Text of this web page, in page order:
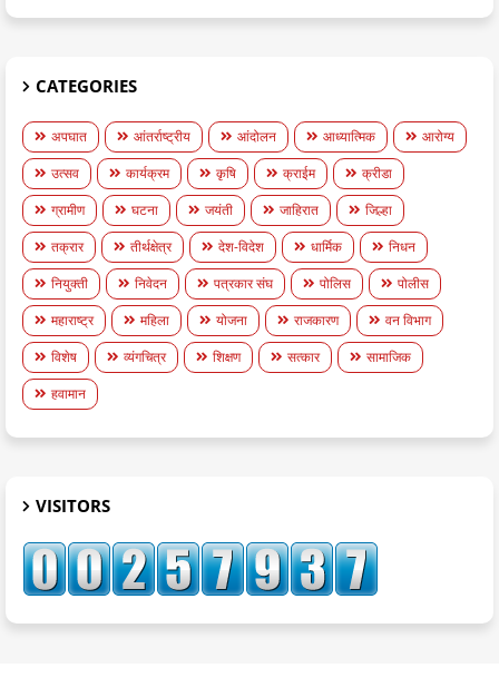
CATEGORIES
अपघात आंतर्राष्ट्रीय आंदोलन आध्यात्मिक
आरोग्य
उत्सव
कार्यक्रम कृषि क्राईम
क्रीडा
ग्रामीण
घटना जयंती जाहिरात
जिल्हा
तक्रार
तीर्थक्षेत्र देश-विदेश धार्मिक
निधन
नियुक्ती
निवेदन पत्रकार संघ पोलिस
पोलीस
महाराष्ट्र
महिला योजना राजकारण
वन विभाग
विशेष
व्यंगचित्र शिक्षण सत्कार
सामाजिक
हवामान
VISITORS